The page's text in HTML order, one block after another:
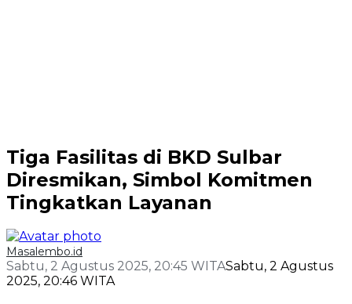
Tiga Fasilitas di BKD Sulbar
Diresmikan, Simbol Komitmen
Tingkatkan Layanan
Masalembo.id
Sabtu, 2 Agustus 2025, 20:45 WITASabtu, 2 Agustus
2025, 20:46 WITA